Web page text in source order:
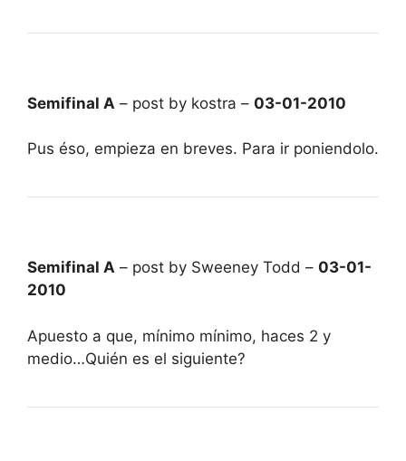
Semifinal A – post by kostra – 03-01-2010
Pus éso, empieza en breves. Para ir poniendolo.
Semifinal A – post by Sweeney Todd – 03-01-
2010
Apuesto a que, mínimo mínimo, haces 2 y
medio…Quién es el siguiente?